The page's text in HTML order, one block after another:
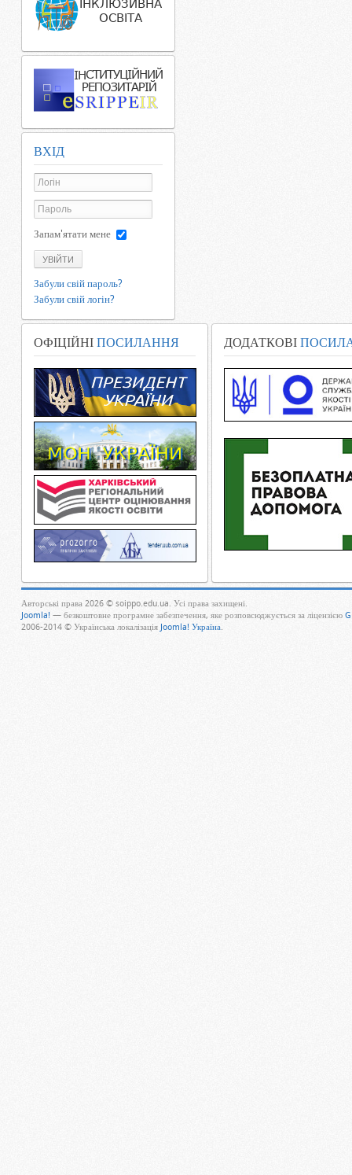
ВХІД
Запам'ятати мене
УВІЙТИ
Забули свій пароль?
Забули свій логін?
ОФІЦІЙНІ ПОСИЛАННЯ ДОДАТКОВІ
Авторські права 2026 © soippo.edu.ua. Усі права захищені.
Joomla! — безкоштовне програмне забезпечення, яке розповсюджується за ліцензією
2006-2014 © Українська локалізація Joomla! Україна.